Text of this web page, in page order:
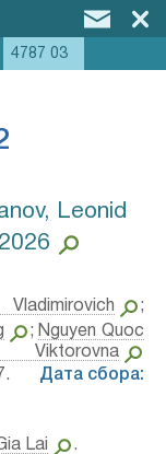
4787 03
Leonid
;
; Nguyen Quoc
Дата сбора:
Lai .